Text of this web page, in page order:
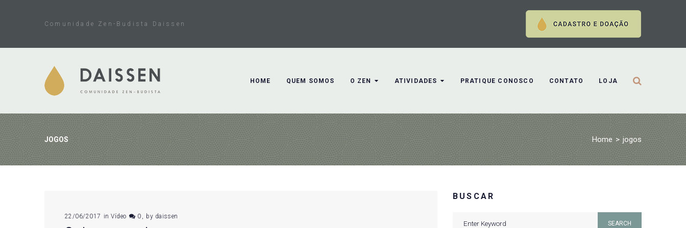
Comunidade Zen-Budista Daissen
HOME QUEM SOMOS O ZEN ATIVIDADES PRATIQUE CONOSCO CONTATO LOJA
JOGOS Home > jogos
22/06/2017 inVídeo 0 by daissen
BUSCAR
SEARCH